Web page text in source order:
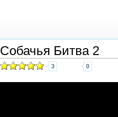
Собачья Битва 2
3 0